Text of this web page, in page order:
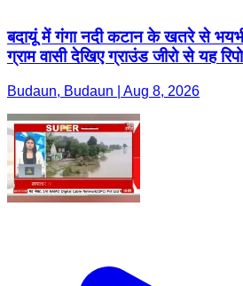
बदायूं में गंगा नदी कटान के खतरे से
ग्राम वासी देखिए ग्राउंड जीरो से यह
Budaun, Budaun | Aug 8, 2026